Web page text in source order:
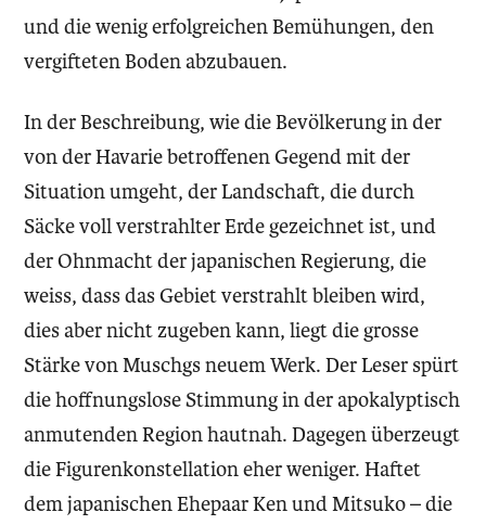
und die wenig erfolgreichen Bemühungen, den
vergifteten Boden abzubauen.
In der Beschreibung, wie die Bevölkerung in der
von der Havarie betroffenen Gegend mit der
Situation umgeht, der Landschaft, die durch
Säcke voll verstrahlter Erde gezeichnet ist, und
der Ohnmacht der japanischen Regierung, die
weiss, dass das Gebiet verstrahlt bleiben wird,
dies aber nicht zugeben kann, liegt die grosse
Stärke von Muschgs neuem Werk. Der Leser spürt
die hoffnungslose Stimmung in der apokalyptisch
anmutenden Region hautnah. Dagegen überzeugt
die Figurenkonstellation eher weniger. Haftet
dem japanischen Ehepaar Ken und Mitsuko – die